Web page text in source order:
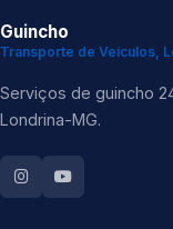
Guincho
Transporte de Veículos,
Serviços de guincho
Londrina-MG.